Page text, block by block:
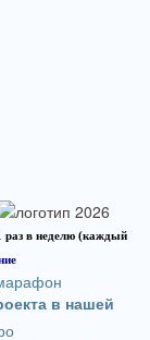
раз в неделю (каждый
в нашей